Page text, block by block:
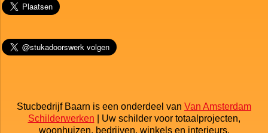
Stucbedrijf Baarn is een onderdeel van Van Amsterdam
Schilderwerken | Uw schilder voor totaalprojecten,
woonhuizen, bedrijven, winkels en interieurs.